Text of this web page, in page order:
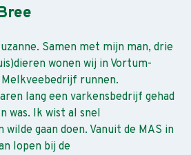
Samen met mijn man, drie
wonen wij in Vortum-
runnen.
lang een varkensbedrijf gehad
was. Ik wist al snel
gaan doen. Vanuit de MAS in
lopen bij de